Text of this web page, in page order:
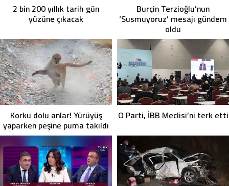
2 bin 200 yıllık tarih gün
yüzüne çıkacak
Burçin Terzioğlu’nun
‘Susmuyoruz’ mesajı gündem
oldu
Korku dolu anlar! Yürüyüş
yaparken peşine puma takıldı
O Parti, İBB Meclisi’ni terk etti